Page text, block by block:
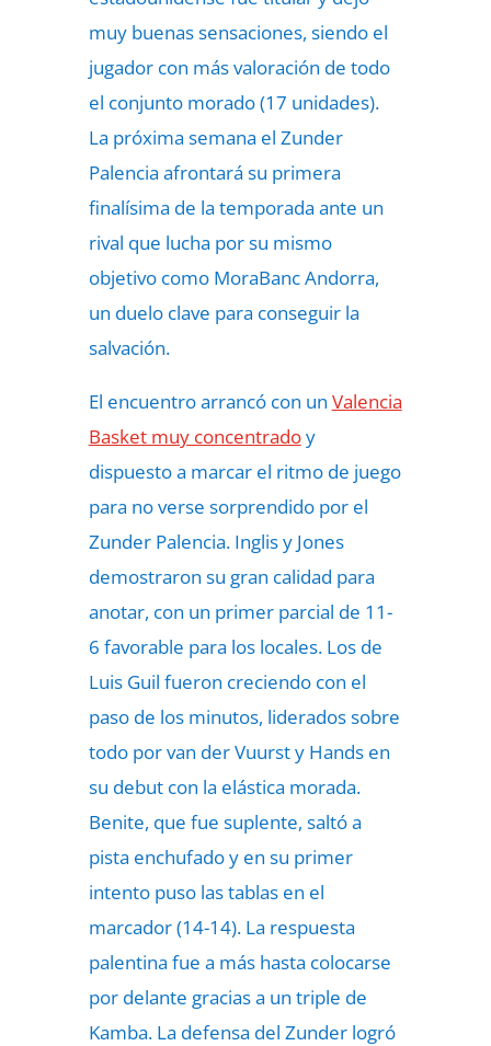
muy buenas sensaciones, siendo el
jugador con más valoración de todo
el conjunto morado (17 unidades).
La próxima semana el Zunder
Palencia afrontará su primera
finalísima de la temporada ante un
rival que lucha por su mismo
objetivo como MoraBanc Andorra,
un duelo clave para conseguir la
salvación.
El encuentro arrancó con un Valencia
Basket muy concentradoy
dispuesto a marcar el ritmo de juego
para no verse sorprendido por el
Zunder Palencia. Inglis y Jones
demostraron su gran calidad para
anotar, con un primer parcial de 11-
6 favorable para los locales. Los de
Luis Guil fueron creciendo con el
paso de los minutos, liderados sobre
todo por van der Vuurst y Hands en
su debut con la elástica morada.
Benite, que fue suplente, saltó a
pista enchufado y en su primer
intento puso las tablas en el
marcador (14-14). La respuesta
palentina fue a más hasta colocarse
por delante gracias a un triple de
Kamba. La defensa del Zunder logró